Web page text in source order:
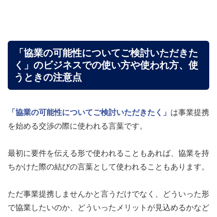
「協業の可能性についてご検討いただきた
く」のビジネスでの使い方や使われ方、使
うときの注意点
「協業の可能性についてご検討いただきたく」 は事業提携
を始める交渉の際に使われる言葉です。
最初に要件を伝える形で使われることもあれば、協業を持
ちかけた際の結びの言葉として使われることもあります。
ただ事業提携しませんかと言うだけでなく、どういった形
で協業したいのか、どういったメリットが見込めるかなど